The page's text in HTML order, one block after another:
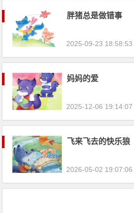
胖猪总是做错事
2025-09-23 18:58:53
妈妈的爱
2025-12-06 19:14:07
飞来飞去的快乐狼
2026-05-02 19:07:06